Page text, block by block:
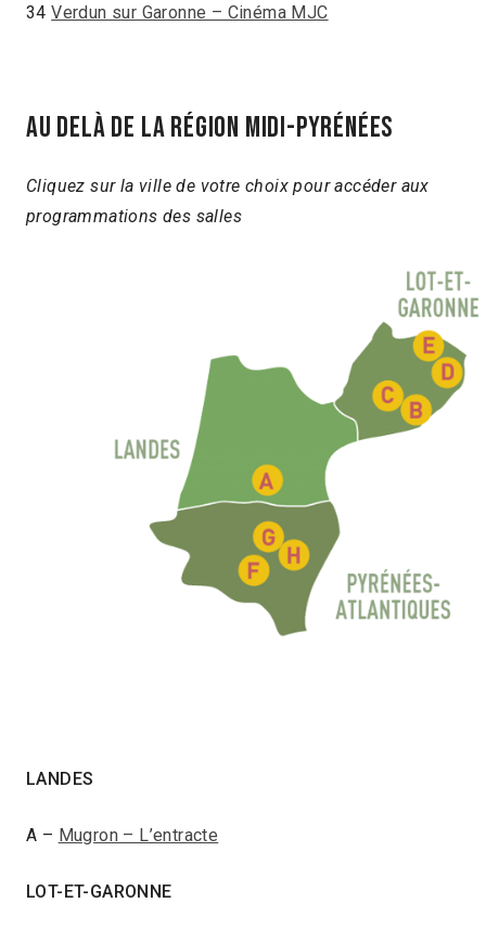
34Verdun sur Garonne – Cinéma MJC
Au delà de la région midi-pyrénées
Cliquez sur la ville de votre choix pour accéder aux
programmations des salles
LANDES
A – Mugron – L’entracte
LOT-ET-GARONNE